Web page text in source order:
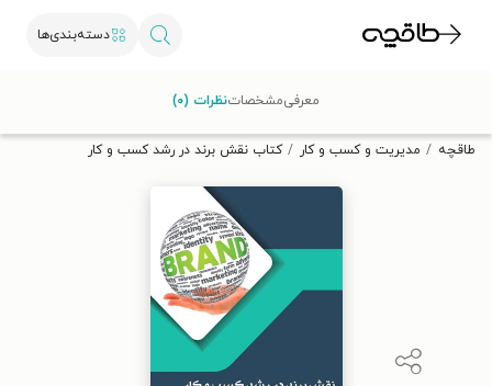
دسته‌بندی‌ها
تخفیف از طاقچه دریافت کن.
طاقچه مدیریت و کسب و کار کتاب نقش برند در رشد کسب و کار
معرفیمشخصاتنظرات (۰)